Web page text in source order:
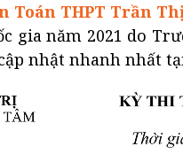
Toán THPT Trần
gia năm 2021 do
nhật nhanh nhất